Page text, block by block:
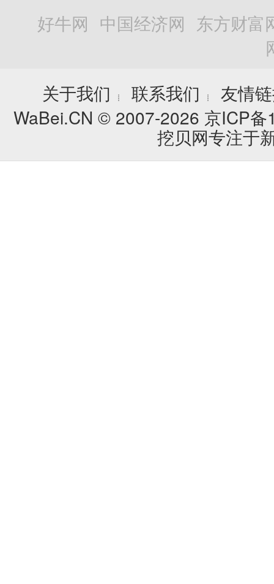
好牛网 中国经济网 东方财富
关于我们
┊ 联系我们 ┊
友情
WaBei.CN © 2007-2026 京ICP
挖贝网专注于